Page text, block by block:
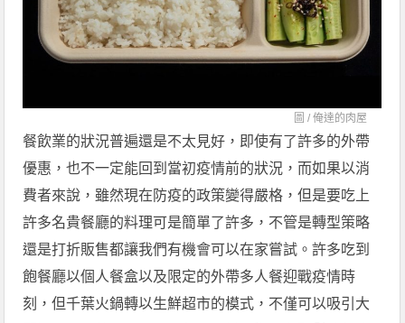
圖 /俺達的肉屋
餐飲業的狀況普遍還是不太見好，即使有了許多的外帶
優惠，也不一定能回到當初疫情前的狀況，而如果以消
費者來說，雖然現在防疫的政策變得嚴格，但是要吃上
許多名貴餐廳的料理可是簡單了許多，不管是轉型策略
還是打折販售都讓我們有機會可以在家嘗試。許多吃到
飽餐廳以個人餐盒以及限定的外帶多人餐迎戰疫情時
刻，但千葉火鍋轉以生鮮超市的模式，不僅可以吸引大